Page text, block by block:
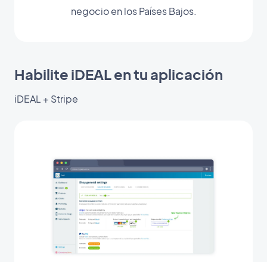
negocio en los Países Bajos.
Habilite iDEAL en tu aplicación
iDEAL + Stripe